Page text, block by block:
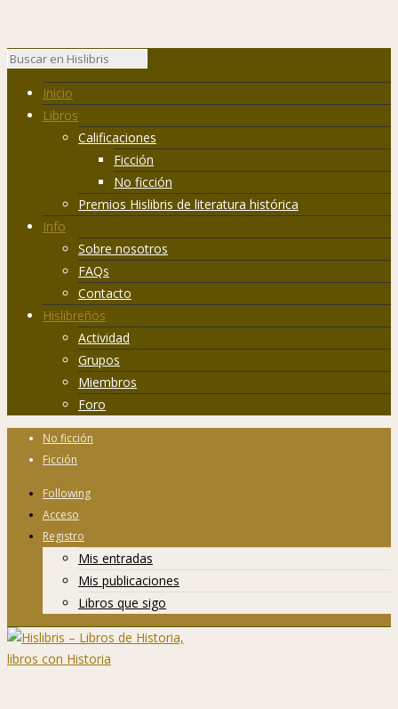
Inicio
Libros
Calificaciones
Ficción
No ficción
Premios Hislibris de literatura histórica
Info
Sobre nosotros
FAQs
Contacto
Hislibreños
Actividad
Grupos
Miembros
Foro
No ficción
Ficción
Following
Acceso
Registro
Mis entradas
Mis publicaciones
Libros que sigo